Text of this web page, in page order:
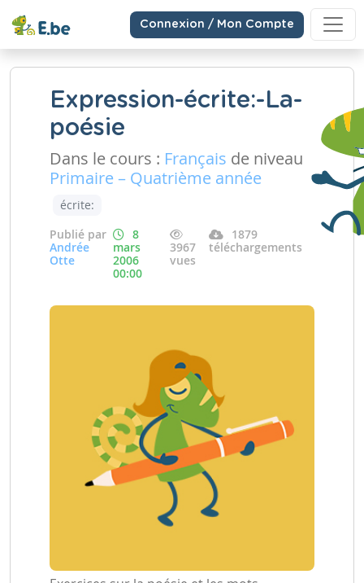
Connexion / Mon Compte
Expression-écrite:-La-
poésie
Dans le cours : Français de niveau
Primaire – Quatrième année
écrite:
Publié par
Andrée
Otte
8
mars
2006
00:00
3967
vues
1879
téléchargements